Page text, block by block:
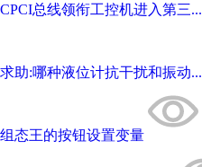
CPCI总线领衔工控机进入第三...
求助:哪种液位计抗干扰和振动...
组态王的按钮设置变量